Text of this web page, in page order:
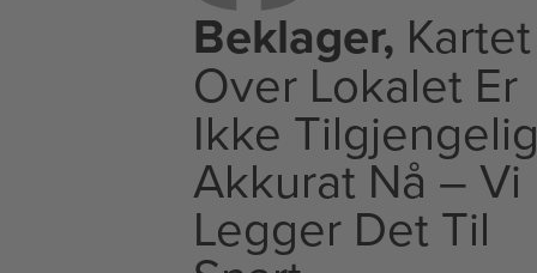
Beklager, Kartet
Over Lokalet Er
Ikke Tilgjengelig
Akkurat Nå – Vi
Legger Det Til